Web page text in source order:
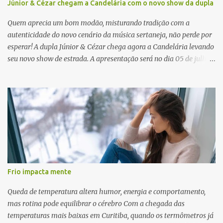
Júnior & Cézar chegam a Candelária com o novo show da dupla
Quem aprecia um bom modão, misturando tradição com a
autenticidade do novo cenário da música sertaneja, não perde por
esperar! A dupla Júnior & Cézar chega agora a Candelária levando
seu novo show de estrada. A apresentação será no dia 05 de julho
barriga diferente. O projeto ‘Simplesmente’ ainda nem foi lançado
por completo e já ver o público cantando com a gente, show após
show, é algo surreal. Muita gente que nos acompanha, desde os
tempos de ‘Clone’ e ‘Golzinho Quadrado’ e, poder seguir juntos
agora, nessa caminhada com ‘Fraquinho de Aparência’, é
gratificante”, comentam os cantores. Além de rodar várias regiões
do Brasil com a agenda de shows, Júnior & Cézar estão lançando
"Simplesmente". O projeto nasceu em 2024, contendo 14 faixas
inéditas, com direção criativa de Fernando Trevisan (Catatau) e
direção musical de Eduardo Pepato....
Frio impacta mente
Queda de temperatura altera humor, energia e comportamento,
mas rotina pode equilibrar o cérebro Com a chegada das
temperaturas mais baixas em Curitiba, quando os termômetros já